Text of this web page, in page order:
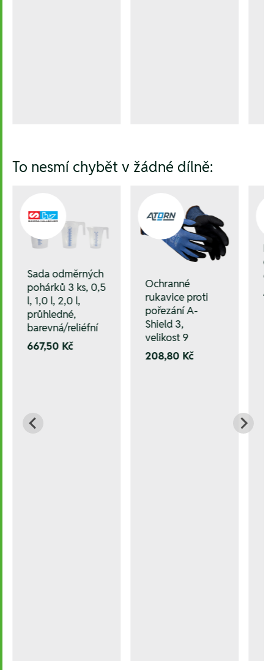
To nesmí chybět v žádné dílně:
Sada odměrných
pohárků 3 ks, 0,5
l, 1,0 l, 2,0 l,
průhledné,
barevná/reliéfní
667,50 Kč
Ochranné
rukavice proti
pořezání A-
Shield 3,
velikost 9
208,80 Kč